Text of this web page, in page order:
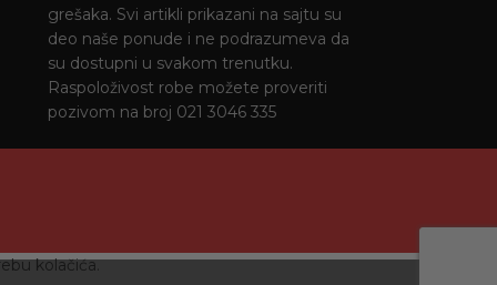
grešaka. Svi artikli prikazani na sajtu su
deo naše ponude i ne podrazumeva da
su dostupni u svakom trenutku.
Raspoloživost robe možete proveriti
pozivom na broj 021 3046 335
kolačića.